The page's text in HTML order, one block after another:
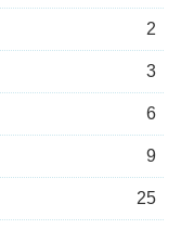
2
3
6
9
25